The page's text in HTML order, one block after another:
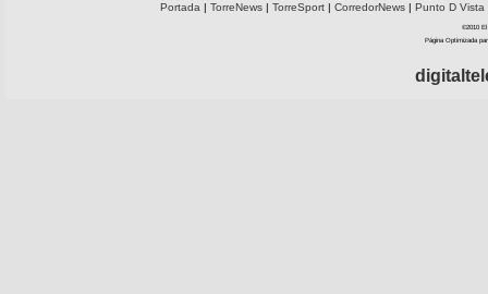
Portada | TorreNews| TorreSport| CorredorNews| Punto D Vista
©2010 El
Página Optimizada